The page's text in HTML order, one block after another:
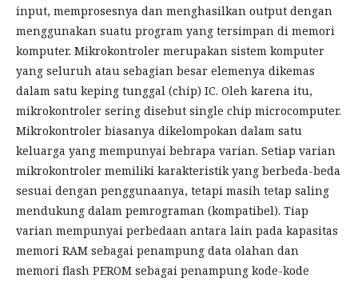
input, memprosesnya dan menghasilkan output dengan
menggunakan suatu program yang tersimpan di memori
komputer. Mikrokontroler merupakan sistem komputer
yang seluruh atau sebagian besar elemenya dikemas
dalam satu keping tunggal (chip) IC. Oleh karena itu,
mikrokontroler sering disebut single chip microcomputer.
Mikrokontroler biasanya dikelompokan dalam satu
keluarga yang mempunyai bebrapa varian. Setiap varian
mikrokontroler memiliki karakteristik yang berbeda-beda
sesuai dengan penggunaanya, tetapi masih tetap saling
mendukung dalam pemrograman (kompatibel). Tiap
varian mempunyai perbedaan antara lain pada kapasitas
memori RAM sebagai penampung data olahan dan
memori flash PEROM sebagai penampung kode-kode